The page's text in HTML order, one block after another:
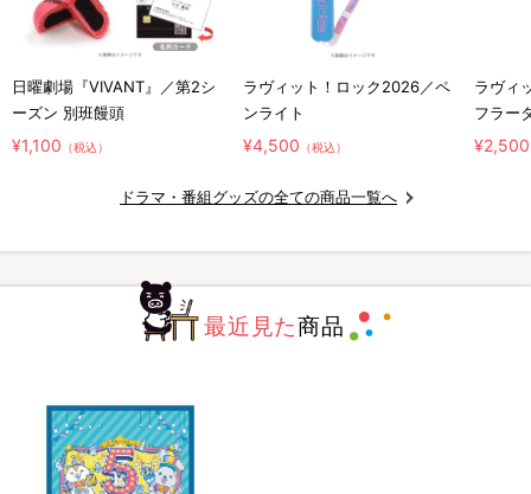
日曜劇場『VIVANT』／第2シ
ーズン 別班饅頭
¥1,100 （税込）
ラヴィット！ロック2026／ペ
ンライト
¥4,500 （税込）
ラヴィ
フラー
¥2,500
ドラマ・番組グッズの全ての商品一覧へ
最近見た商品